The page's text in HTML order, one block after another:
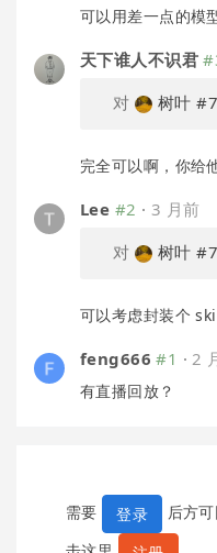
可以用差一点的模
天下谁人不识君
对
树叶 #7
完全可以啊，你给
Lee #2 · 3 月前
对
树叶 #7
可以考虑封装个
feng666 #1 · 2
有直播回放？
需要 登录
后方